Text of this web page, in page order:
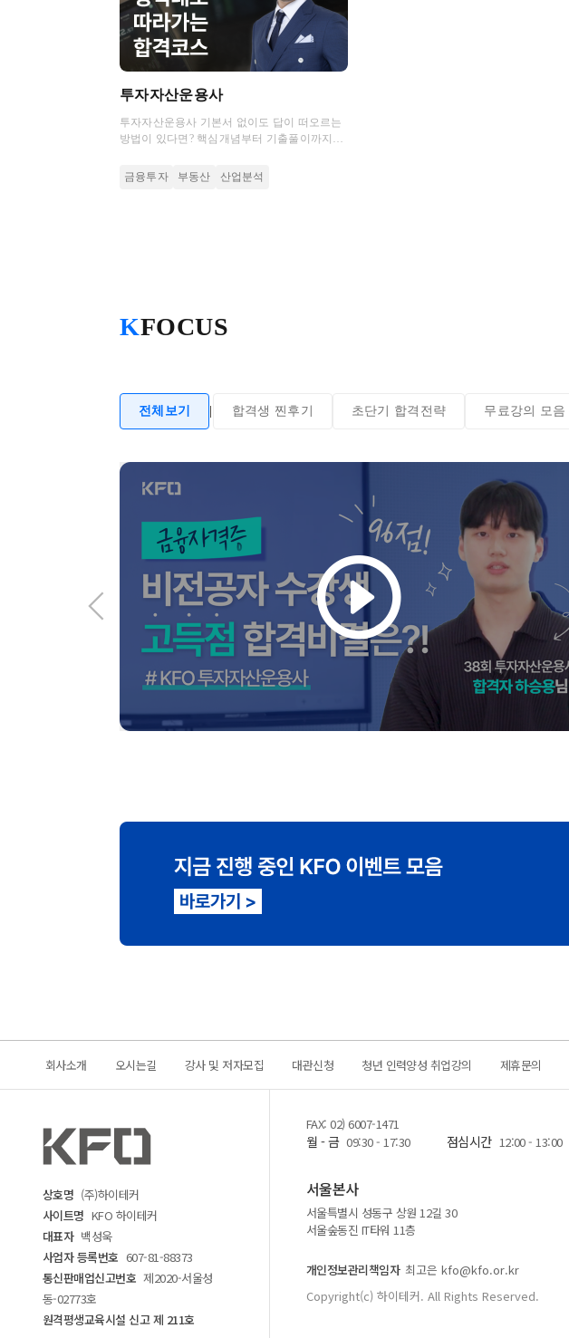
투자자산운용사
투자자산운용사 기본서 없이도 답이 떠오르는
방법이 있다면? 핵심개념부터 기출풀이까지
시작하는 최단기 코스로 시작하세요.
금융투자 부동산 산업분석
KFOCUS
전체보기 합격생 찐후기 초단기 합격전략 무료강의 모음
회사소개 오시는길 강사 및 저자모집 대관신청 청년 인력양성 취업강의 제휴문의
상호명 (주)하이테커
사이트명 KFO 하이테커
대표자 백성욱
사업자 등록번호 607-81-88373
통신판매업신고번호 제2020-서울성
동-02773호
원격평생교육시설 신고 제 211호
FAX: 02) 6007-1471
월 - 금 09:30 - 17:30 점심시간 12:00 - 13:00
서울본사
서울특별시 성동구 상원 12길 30
서울숲동진 IT타워 11층
개인정보관리책임자 최고은 kfo@kfo.or.kr
Copyright(c) 하이테커. All Rights Reserved.